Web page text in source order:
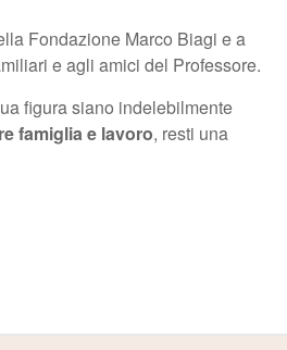
Fondazione Marco Biagi e a
e agli amici del Professore.
figura siano indelebilmente
famiglia e lavoro, resti una